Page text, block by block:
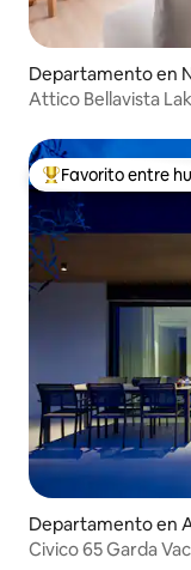
Departamento en
Attico Bellavista
De los mejores en
Favorito entre
Departamento en
Civico 65 Garda